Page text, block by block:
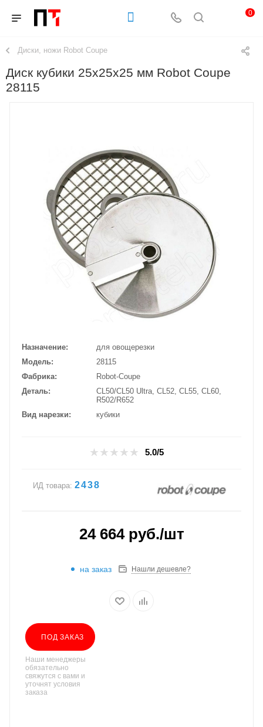
0
Диски, ножи Robot Coupe
Диск кубики 25х25х25 мм Robot Coupe
28115
Назначение
для овощерезки
Модель
28115
Фабрика
Robot-Coupe
Деталь
CL50/CL50 Ultra, CL52, CL55, CL60,
R502/R652
Вид нарезки
кубики
5.0/5
ИД товара: 2438
24 664руб./шт
на заказ Нашли дешевле?
ПОД ЗАКАЗ
Наши менеджеры
обязательно
свяжутся с вами и
уточнят условия
заказа